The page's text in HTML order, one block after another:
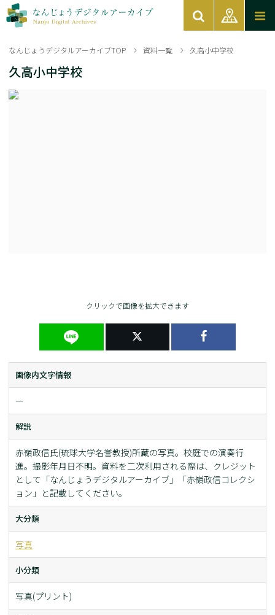
なんじょうデジタルアーカイブTOP 資料一覧 久高小中学校
久高小中学校
クリックで画像を拡大できます
画像内文字情報
ー
解説
赤嶺政信氏(琉球大学名誉教授)所蔵の写真。校庭での演奏行
進。撮影年月日不明。資料を二次利用される際は、クレジット
として「なんじょうデジタルアーカイブ」「赤嶺政信コレクシ
ョン」と記載してください。
大分類
写真
小分類
写真(プリント)